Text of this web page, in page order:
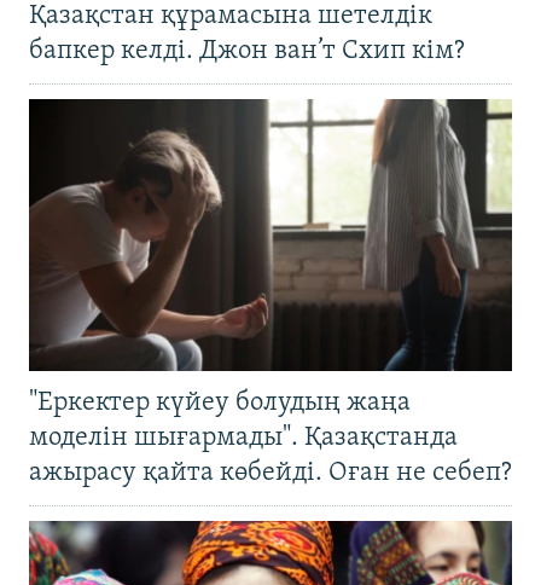
Қазақстан құрамасына шетелдік
бапкер келді. Джон ван’т Схип кім?
"Еркектер күйеу болудың жаңа
моделін шығармады". Қазақстанда
ажырасу қайта көбейді. Оған не себеп?